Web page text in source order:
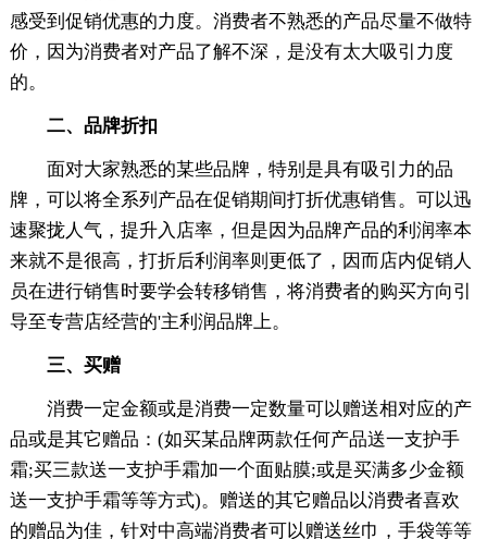
感受到促销优惠的力度。消费者不熟悉的产品尽量不做特
价，因为消费者对产品了解不深，是没有太大吸引力度
的。
二、品牌折扣
面对大家熟悉的某些品牌，特别是具有吸引力的品
牌，可以将全系列产品在促销期间打折优惠销售。可以迅
速聚拢人气，提升入店率，但是因为品牌产品的利润率本
来就不是很高，打折后利润率则更低了，因而店内促销人
员在进行销售时要学会转移销售，将消费者的购买方向引
导至专营店经营的'主利润品牌上。
三、买赠
消费一定金额或是消费一定数量可以赠送相对应的产
品或是其它赠品：(如买某品牌两款任何产品送一支护手
霜;买三款送一支护手霜加一个面贴膜;或是买满多少金额
送一支护手霜等等方式)。赠送的其它赠品以消费者喜欢
的赠品为佳，针对中高端消费者可以赠送丝巾，手袋等等